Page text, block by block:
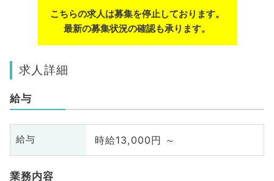
こちらの求人は募集を停止しております。
最新の募集状況の確認も承ります。
求人詳細
給与
給与 時給13,000円 ～
業務内容